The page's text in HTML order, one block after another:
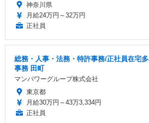
神奈川県
月給24万円～32万円
正社員
総務・人事・法務・特許事務/正社員在宅
事務 田町
マンパワーグループ株式会社
東京都
月給30万円～43万3,334円
正社員